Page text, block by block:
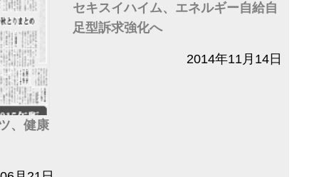
、健康
セキスイハイム、エネルギー自給自
足型訴求強化へ
2014年11月14日